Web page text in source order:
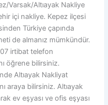
Varsak/Altıayak Nakliye
içi nakliye. Kepez ilçesi
Türkiye çapında
de almanız mümkündür.
irtibat telefon
öğrene bilirsiniz.
Altıayak Nakliyat
araya bilirsiniz. Altıayak
ev eşyası ve ofis eşyası